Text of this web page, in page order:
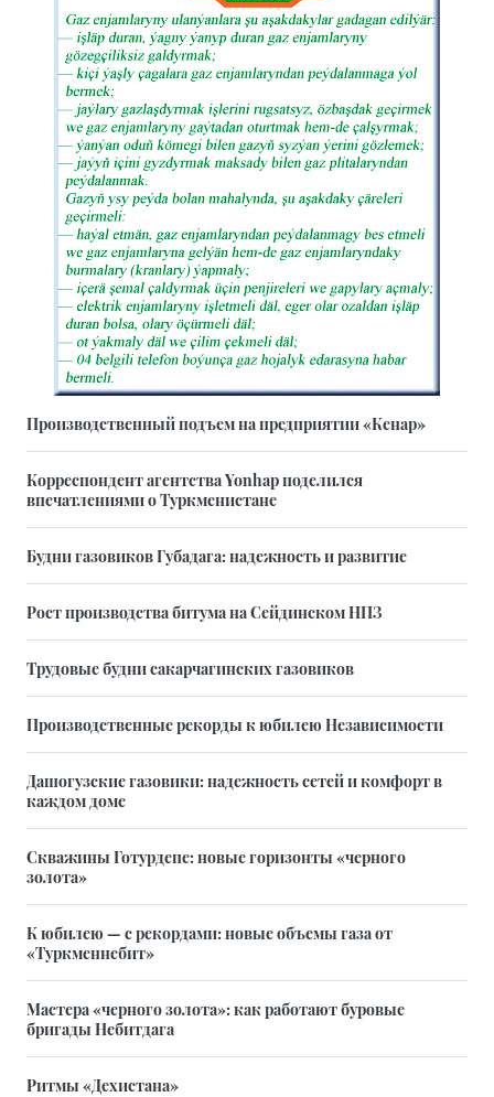
Производственный подъем на предприятии «Кенар»
Корреспондент агентства Yonhap поделился
впечатлениями о Туркменистане
Будни газовиков Губадага: надежность и развитие
Рост производства битума на Сейдинском НПЗ
Трудовые будни сакарчагинских газовиков
Производственные рекорды к юбилею Независимости
Дашогузские газовики: надежность сетей и комфорт в
каждом доме
Скважины Готурдепе: новые горизонты «черного
золота»
К юбилею — с рекордами: новые объемы газа от
«Туркменнебит»
Мастера «черного золота»: как работают буровые
бригады Небитдага
Ритмы «Дехистана»